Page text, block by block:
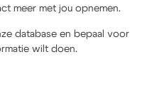
meer met jou opnemen.
database en bepaal voor
wilt doen.